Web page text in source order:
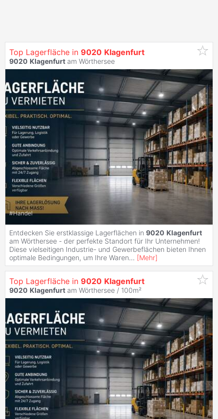
Top Lagerfläche in 9020 Klagenfurt
9020 Klagenfurt am Wörthersee
#Handel
Entdecken Sie erstklassige Lagerflächen in 9020 Klagenfurt
am Wörthersee - der perfekte Standort für Ihr Unternehmen!
Diese vielseitigen Industrie- und Gewerbeflächen bieten Ihnen
optimale Bedingungen, um Ihre Waren... [Mehr]
Top Lagerfläche in 9020 Klagenfurt
9020 Klagenfurt am Wörthersee / 100m²